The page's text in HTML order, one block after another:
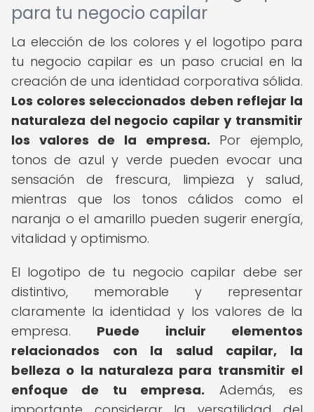
para tu negocio capilar
La elección de los colores y el logotipo para
tu negocio capilar es un paso crucial en la
creación de una identidad corporativa sólida.
Los colores seleccionados deben reflejar la
naturaleza del negocio capilar y transmitir
los valores de la empresa. Por ejemplo,
tonos de azul y verde pueden evocar una
sensación de frescura, limpieza y salud,
mientras que los tonos cálidos como el
naranja o el amarillo pueden sugerir energía,
vitalidad y optimismo.
El logotipo de tu negocio capilar debe ser
distintivo, memorable y representar
claramente la identidad y los valores de la
empresa. Puede incluir elementos
relacionados con la salud capilar, la
belleza o la naturaleza para transmitir el
enfoque de tu empresa. Además, es